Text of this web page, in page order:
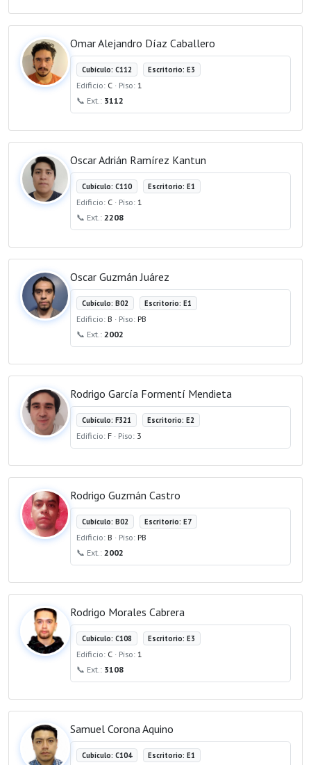
Omar Alejandro Díaz Caballero
Cubículo: C112 Escritorio: E3
Edificio: C · Piso: 1
📞 Ext.: 3112
Oscar Adrián Ramírez Kantun
Cubículo: C110 Escritorio: E1
Edificio: C · Piso: 1
📞 Ext.: 2208
Oscar Guzmán Juárez
Cubículo: B02 Escritorio: E1
Edificio: B · Piso: PB
📞 Ext.: 2002
Rodrigo García Formentí Mendieta
Cubículo: F321 Escritorio: E2
Edificio: F · Piso: 3
Rodrigo Guzmán Castro
Cubículo: B02 Escritorio: E7
Edificio: B · Piso: PB
📞 Ext.: 2002
Rodrigo Morales Cabrera
Cubículo: C108 Escritorio: E3
Edificio: C · Piso: 1
📞 Ext.: 3108
Samuel Corona Aquino
Cubículo: C104 Escritorio: E1